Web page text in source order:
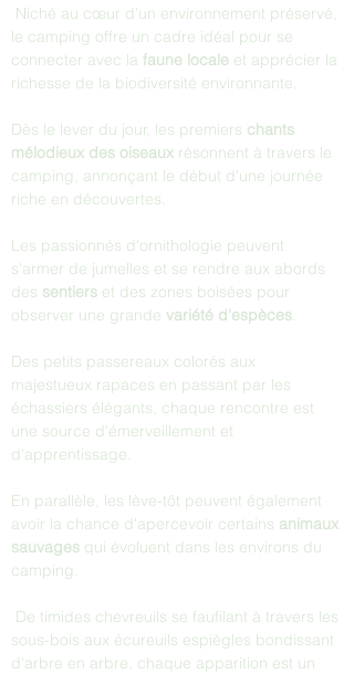
le camping offre un cadre idéal pour se
connecter avec la faune locale et apprécier la
richesse de la biodiversité environnante.
Dès le lever du jour, les premiers chants
mélodieux des oiseaux résonnent à travers le
camping, annonçant le début d'une journée
riche en découvertes.
Les passionnés d'ornithologie peuvent
s'armer de jumelles et se rendre aux abords
des sentiers et des zones boisées pour
observer une grande variété d'espèces.
Des petits passereaux colorés aux
majestueux rapaces en passant par les
échassiers élégants, chaque rencontre est
une source d'émerveillement et
d'apprentissage.
En parallèle, les lève-tôt peuvent également
avoir la chance d'apercevoir certains animaux
sauvages qui évoluent dans les environs du
camping.
sous-bois aux écureuils espiègles bondissant
d'arbre en arbre, chaque apparition est un